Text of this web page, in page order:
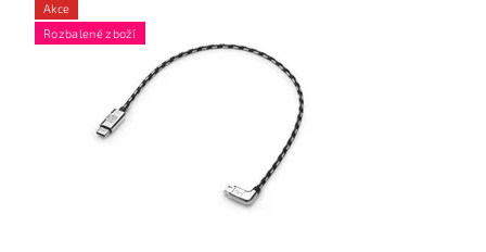
Akce
Rozbalené zboží